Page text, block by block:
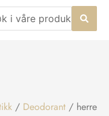
/ Deodorant / herre